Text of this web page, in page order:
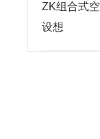
ZK组合式
设想